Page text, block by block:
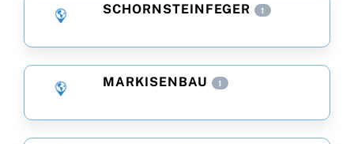
SCHORNSTEINFEGER 1
MARKISENBAU 1